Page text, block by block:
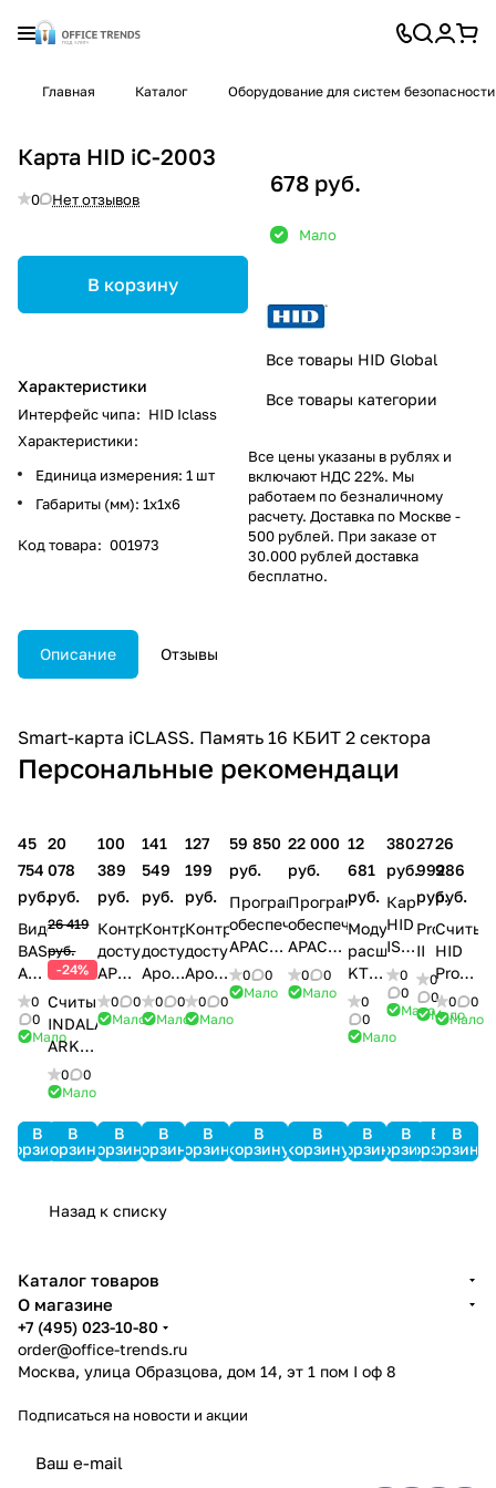
Главная Каталог Оборудование для систем безопасности
Карта HID iC-2003
0 Нет отзывов
В корзину
Характеристики
Интерфейс чипа: HID Iclass
Характеристики:
Единица измерения: 1 шт
Габариты (мм): 1x1x6
Код товара: 001973
678 руб.
Мало
Все товары HID Global
Все товары категории
Все цены указаны в рублях и
включают НДС 22%. Мы
работаем по безналичному
расчету. Доставка по Москве -
500 рублей. При заказе от
30.000 рублей доставка
бесплатно.
Описание Отзывы
Smart-карта iCLASS. Память 16 КБИТ 2 сектора
Персональные рекомендаци
45
754
руб.
Видеодомофон
BAS
AF-
070
0
Мало
В
корзину
20
078
руб.
26 419
руб.
-24%
Считыватель
INDALA
ARK-
501HD
PinProx
0
0
Мало
В
корзину
100
389
руб.
Контроллер
доступа
APOLLO
AIM-
4SL
0
0
Мало
В
корзину
141
549
руб.
Контроллер
доступа
Apollo
AAN-
100
0
0
Мало
В
корзину
127
199
руб.
Контроллер
доступа
Apollo
AAN-
32N
0
0
Мало
В
корзину
59 850
руб.
Программное
обеспечение
APACS
3000
Std-
SRV
0
0
Мало
В
корзину
22 000
руб.
Программное
обеспечение
APACS
3000
Light-
0
0
Мало
В
корзину
12
681
руб.
Модуль
расширения
KT-
PC4108
0
0
Мало
В
корзину
380
руб.
Карта
HID
ISOProx
II
1386
0
0
Мало
В
корзину
27
992
руб.
ProxPro
II
0
0
Мало
В
корзину
26
986
руб.
HID
Prox-
карт
0
0
Мало
В
корзину
Назад к списку
Каталог товаров
О магазине
+7 (495) 023-10-80
order@office-trends.ru
Москва, улица Образцова, дом 14, эт 1 пом I оф 8
Подписаться на новости и акции